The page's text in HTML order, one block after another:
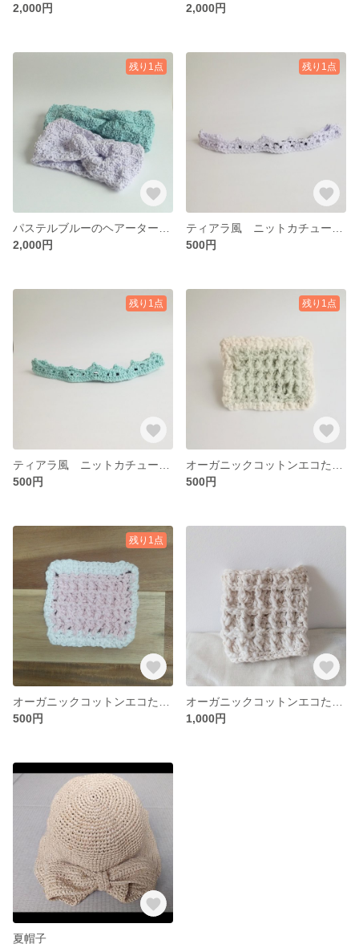
2,000円
2,000円
残り1点
2,000円
残り1点
500円
残り1点
500円
残り1点
500円
残り1点
500円
1,000円
夏帽子